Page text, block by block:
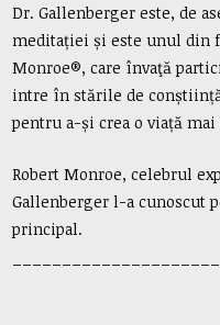
Dr. Gallenberger este, de
meditației și este unul
Monroe®, care învaţă
intre în stările de
pentru a-și crea o viață mai
Robert Monroe, celebrul
Gallenberger l-a cunoscut
principal.